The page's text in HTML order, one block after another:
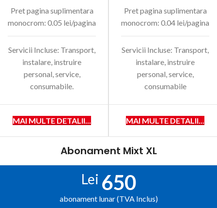
Pret pagina suplimentara
monocrom: 0.05 lei/pagina
Servicii Incluse: Transport,
instalare, instruire
personal, service,
consumabile.
MAI MULTE DETALII...
Pret pagina suplimentara
monocrom: 0.04 lei/pagina
Servicii Incluse: Transport,
instalare, instruire
personal, service,
consumabile
MAI MULTE DETALII...
Abonament Mixt XL
Lei 650
abonament lunar (TVA Inclus)